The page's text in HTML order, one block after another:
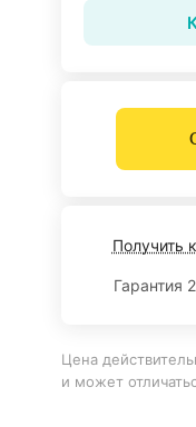
Получить
Гарантия
Цена
и может